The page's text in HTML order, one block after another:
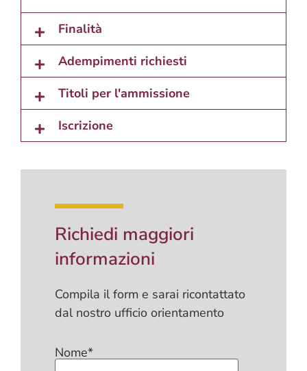
Finalità
Adempimenti richiesti
Titoli per l'ammissione
Iscrizione
Richiedi maggiori
informazioni
Compila il form e sarai ricontattato
dal nostro ufficio orientamento
Nome*